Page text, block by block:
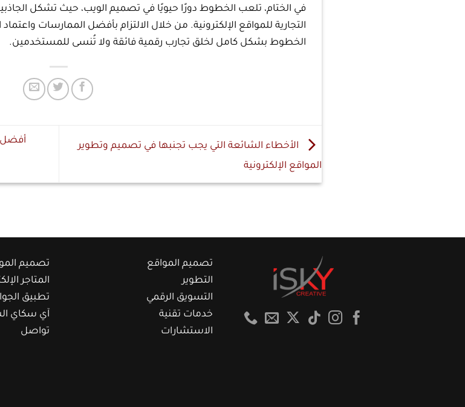
في الختام، تلعب الخطوط دورًا حيويًا في تصميم الويب، حيث تشكل
التجارية للمواقع الإلكترونية. من خلال الالتزام بأفضل الممارسات
الخطوط بشكل كامل لخلق تجارب رقمية فائقة ولا تُنسى للمستخدمين.
الأخطاء الشائعة التي يجب تجنبها في تصميم وتطوير
المواقع الإلكترونية
أفضل
تصميم المواقع
التطوير
التسويق الرقمي
خدمات تقنية
الاستشارات
تصميم
المتاجر
تطبيق
آي سكاي
تواصل